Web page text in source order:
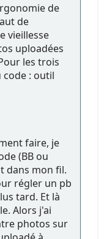
de
de
vieillesse
uploadées
les trois
code : outil
faire, je
(BB ou
dans mon fil.
régler un pb
tard. Et là
Alors j'ai
photos sur